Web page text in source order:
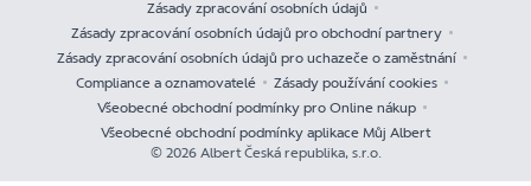
Zásady zpracování osobních údajů
Zásady zpracování osobních údajů pro obchodní partnery
Zásady zpracování osobních údajů pro uchazeče o zaměstnání
Compliance a oznamovatelé
Zásady používání cookies
Všeobecné obchodní podmínky pro Online nákup
Všeobecné obchodní podmínky aplikace Můj Albert
© 2026 Albert Česká republika, s.r.o.